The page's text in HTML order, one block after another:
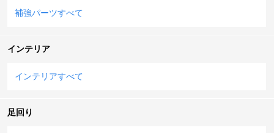
補強パーツすべて
インテリア
インテリアすべて
足回り